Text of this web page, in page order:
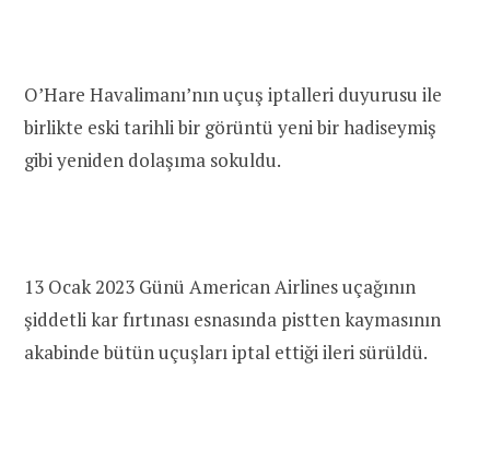
O’Hare Havalimanı’nın uçuş iptalleri duyurusu ile
birlikte eski tarihli bir görüntü yeni bir hadiseymiş
gibi yeniden dolaşıma sokuldu.
13 Ocak 2023 Günü American Airlines uçağının
şiddetli kar fırtınası esnasında pistten kaymasının
akabinde bütün uçuşları iptal ettiği ileri sürüldü.